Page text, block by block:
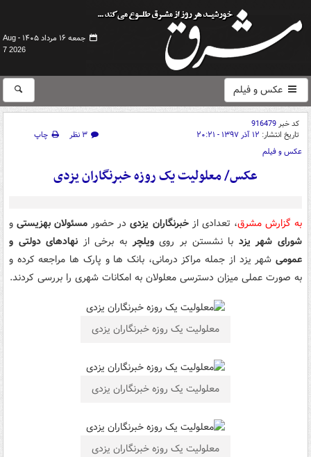
جمعه ۱۶ مرداد ۱۴۰۵ -
Aug
7 2026
عکس و فیلم
کد خبر916479
تاریخ انتشار: ۱۲ آذر ۱۳۹۷ - ۲۰:۲۱ ۳ نظر
چاپ
عکس و فیلم
عکس/ معلولیت یک روزه خبرنگاران یزدی
به گزارش مشرق، تعدادی ازخبرنگاران یزدیدر حضور مسئولان بهزیستی و
شورای شهر یزد با نشستن بر رویویلچربه برخی از نهادهای دولتی و
عمومی شهر یزد از جمله مراکز درمانی، بانک ها و پارک ها مراجعه کرده و
به صورت عملی میزان دسترسی معلولان به امکانات شهری را بررسی کردند.
معلولیت یک روزه خبرنگاران یزدی
معلولیت یک روزه خبرنگاران یزدی
معلولیت یک روزه خبرنگاران یزدی